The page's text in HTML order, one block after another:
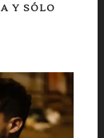
Y SÓLO